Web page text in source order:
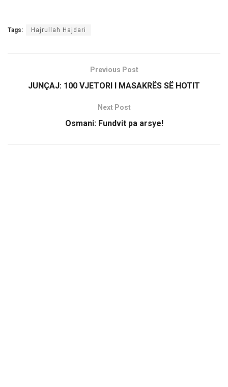
Tags: Hajrullah Hajdari
Previous Post
JUNÇAJ: 100 VJETORI I MASAKRËS SË HOTIT
Next Post
Osmani: Fundvit pa arsye!